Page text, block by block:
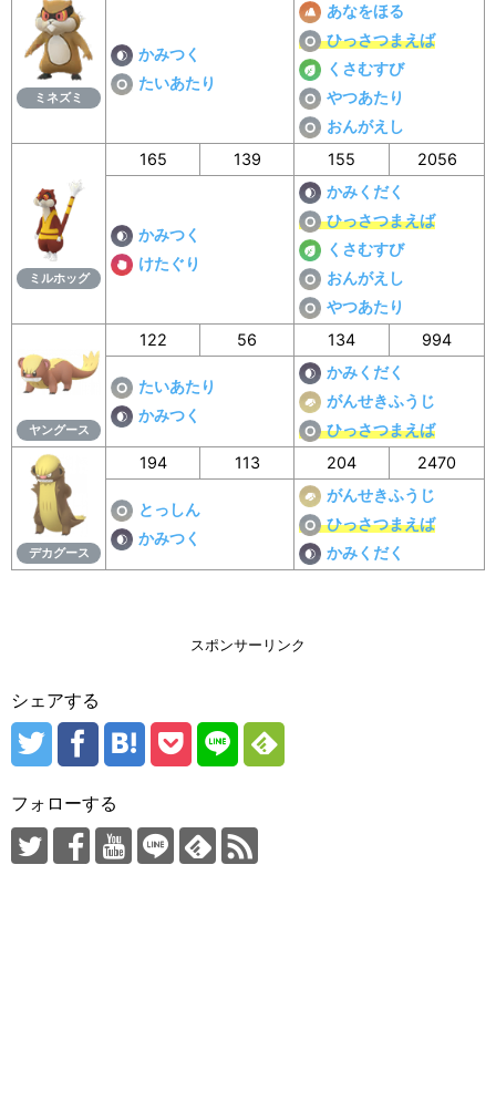
ミネズミ
かみつく
たいあたり
あなをほる
ひっさつまえば
くさむすび
やつあたり
おんがえし
ミルホッグ
165 139 155 2056
かみつく
けたぐり
かみくだく
ひっさつまえば
くさむすび
おんがえし
やつあたり
ヤングース
122 56 134 994
たいあたり
かみつく
かみくだく
がんせきふうじ
ひっさつまえば
デカグース
194 113 204 2470
とっしん
かみつく
がんせきふうじ
ひっさつまえば
かみくだく
スポンサーリンク
シェアする
フォローする